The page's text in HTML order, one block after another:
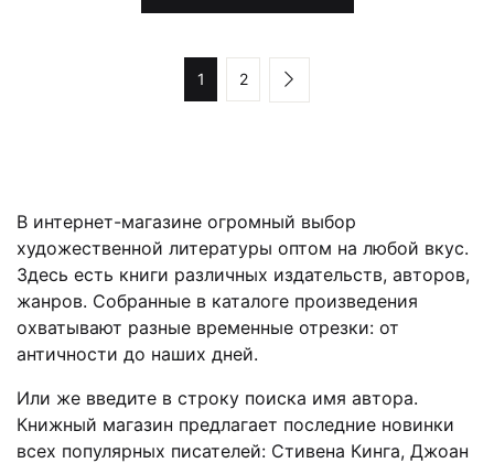
1 2
В интернет-магазине огромный выбор
художественной литературы оптом на любой вкус.
Здесь есть книги различных издательств, авторов,
жанров. Собранные в каталоге произведения
охватывают разные временные отрезки: от
античности до наших дней.
Или же введите в строку поиска имя автора.
Книжный магазин предлагает последние новинки
всех популярных писателей: Стивена Кинга, Джоан